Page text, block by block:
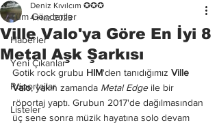
Tüm Gönderiler
Haberler
Yeni Çıkanlar
Röportajlar
Listeler
Ville Valo'ya Göre En İyi 8
Metal Aşk Şarkısı
Deniz Kıvılcım ✪✪✪
4 Haz 2023
Gotik rock grubu HIM'den tanıdığımız Ville
Valo, yakın zamanda Metal Edge ile bir
röportaj yaptı. Grubun 2017'de dağılmasından
üç sene sonra müzik hayatına solo devam